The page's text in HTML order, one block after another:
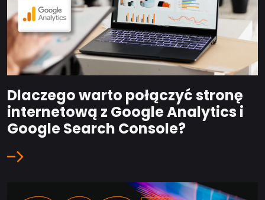
Dlaczego warto połączyć stronę
internetową z Google Analytics i
Google Search Console?